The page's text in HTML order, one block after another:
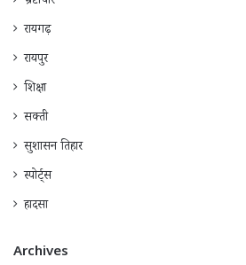
रायगढ़
रायपुर
शिक्षा
सक्ती
सुशासन तिहार
स्पोर्ट्स
हादसा
Archives